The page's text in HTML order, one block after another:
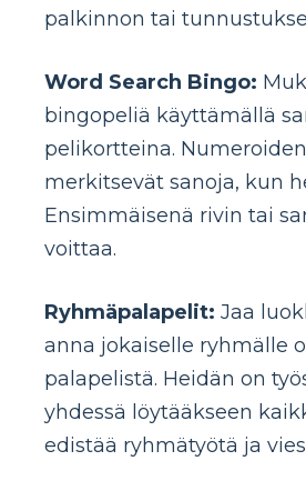
palkinnon tai
Word Search Bingo:
bingopeliä käyttämällä
pelikortteina.
merkitsevät sanoja, kun
Ensimmäisenä rivin tai
voittaa.
Ryhmäpalapelit: Jaa
anna jokaiselle ryhmälle
palapelistä. Heidän on
yhdessä löytääkseen
edistää ryhmätyötä ja